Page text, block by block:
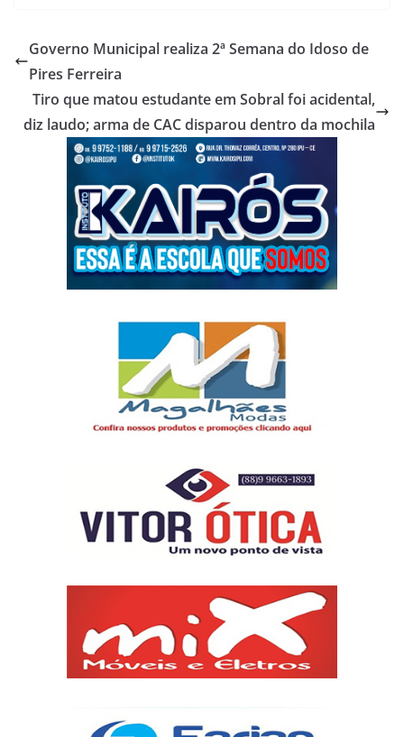
Governo Municipal realiza 2ª Semana do Idoso de
Pires Ferreira
Tiro que matou estudante em Sobral foi acidental,
diz laudo; arma de CAC disparou dentro da mochila